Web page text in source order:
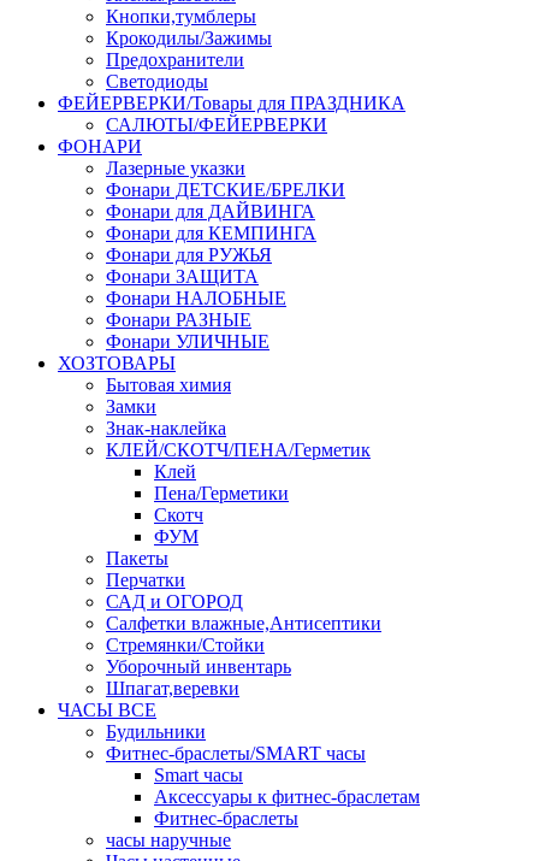
Кнопки,тумблеры
Крокодилы/Зажимы
Предохранители
Светодиоды
ФЕЙЕРВЕРКИ/Товары для ПРАЗДНИКА
САЛЮТЫ/ФЕЙЕРВЕРКИ
ФОНАРИ
Лазерные указки
Фонари ДЕТСКИЕ/БРЕЛКИ
Фонари для ДАЙВИНГА
Фонари для КЕМПИНГА
Фонари для РУЖЬЯ
Фонари ЗАЩИТА
Фонари НАЛОБНЫЕ
Фонари РАЗНЫЕ
Фонари УЛИЧНЫЕ
ХОЗТОВАРЫ
Бытовая химия
Замки
Знак-наклейка
КЛЕЙ/СКОТЧ/ПЕНА/Герметик
Клей
Пена/Герметики
Скотч
ФУМ
Пакеты
Перчатки
САД и ОГОРОД
Салфетки влажные,Антисептики
Стремянки/Стойки
Уборочный инвентарь
Шпагат,веревки
ЧАСЫ ВСЕ
Будильники
Фитнес-браслеты/SMART часы
Smart часы
Аксессуары к фитнес-браслетам
Фитнес-браслеты
часы наручные